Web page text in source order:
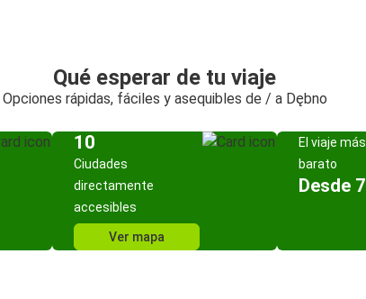
Qué esperar de tu viaje
Opciones rápidas, fáciles y asequibles de / a Dębno
10
Ciudades
directamente
accesibles
Ver mapa
El viaje más
barato
Desde